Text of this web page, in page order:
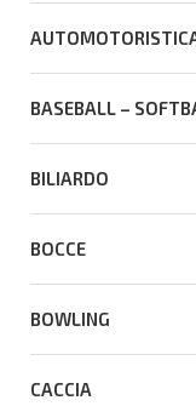
BASEBALL –
BILIARDO
BOCCE
BOWLING
CACCIA